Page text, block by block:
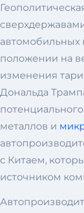
положении на
изменения
Дональда
металлов и
с Китаем,
источником